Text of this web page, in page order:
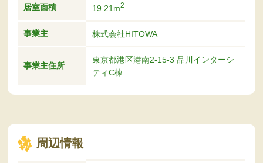
居室面積 19.21m2
事業主 株式会社HITOWA
事業主住所
東京都港区港南2-15-3 品川インターシ
ティC棟
周辺情報